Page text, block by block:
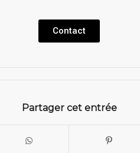
Contact
Partager cet entrée